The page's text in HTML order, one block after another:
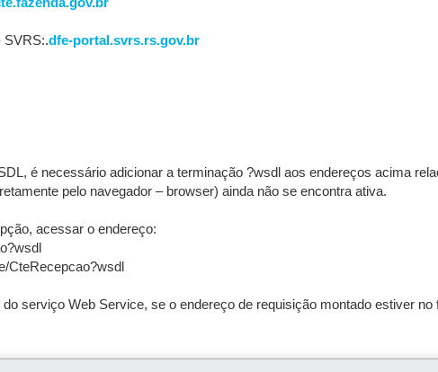
SVRS:.dfe-portal.svrs.rs.gov.br
é necessário adicionar a terminação ?wsdl aos endereços acima
pelo navegador – browser) ainda não se encontra ativa.
acessar o endereço:
CteRecepcao?wsdl
serviço Web Service, se o endereço de requisição montado estiver